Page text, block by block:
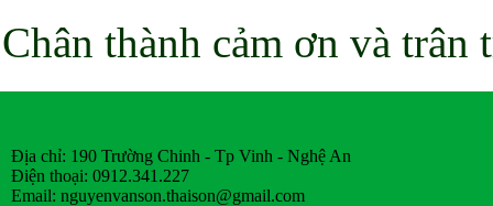
Chân thành cảm ơn và
Địa chỉ: 190 Trường Chinh - Tp Vinh - Nghệ An
Điện thoại: 0912.341.227
Email: nguyenvanson.thaison@gmail.com